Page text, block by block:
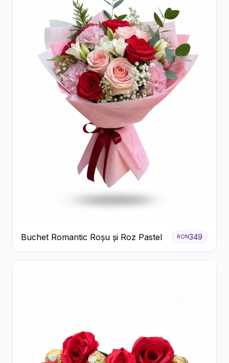
Buchet Romantic Roșu și Roz Pastel RON349